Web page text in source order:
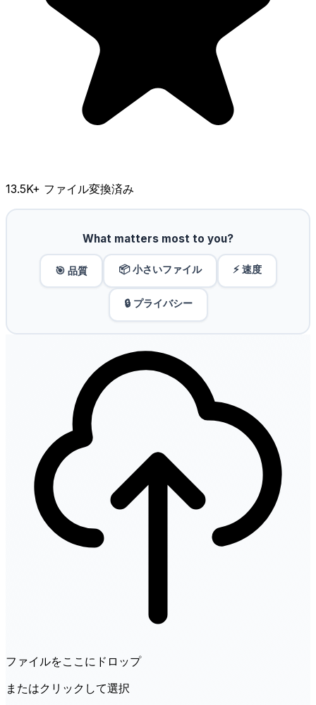
13.5K+ ファイル変換済み
What matters most to you?
🎯 品質 📦 小さいファイル ⚡ 速度
🔒 プライバシー
ファイルをここにドロップ
またはクリックして選択